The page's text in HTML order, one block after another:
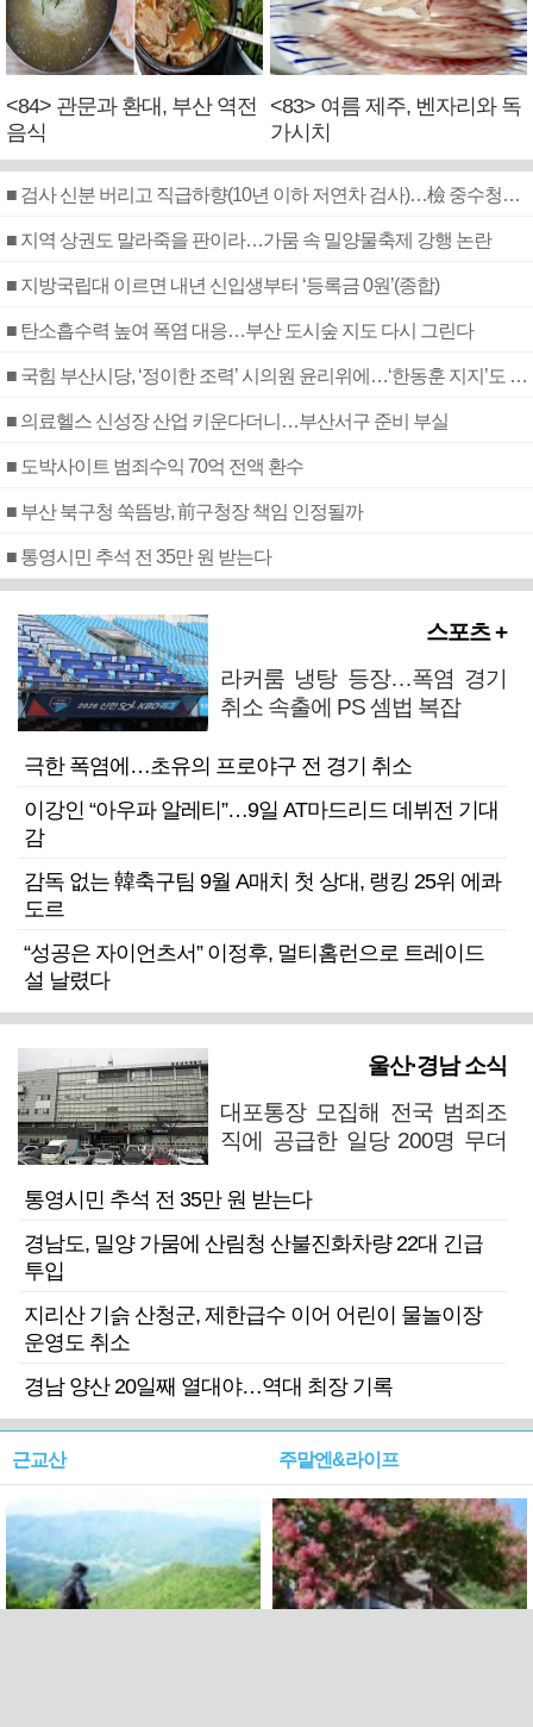
<84> 관문과 환대, 부산 역전
음식
<83> 여름 제주, 벤자리와 독
가시치
■ 검사 신분 버리고 직급하향(10년 이하 저연차 검사)…檢 중수청행 기피
■ 지역 상권도 말라죽을 판이라…가뭄 속 밀양물축제 강행 논란
■ 지방국립대 이르면 내년 신입생부터 ‘등록금 0원’(종합)
■ 탄소흡수력 높여 폭염 대응…부산 도시숲 지도 다시 그린다
■ 국힘 부산시당, ‘정이한 조력’ 시의원 윤리위에…‘한동훈 지지’도 신고접수
■ 의료헬스 신성장 산업 키운다더니…부산서구 준비 부실
■ 도박사이트 범죄수익 70억 전액 환수
■ 부산 북구청 쑥뜸방, 前구청장 책임 인정될까
■ 통영시민 추석 전 35만 원 받는다
스포츠 +
라커룸 냉탕 등장…폭염 경기
취소 속출에 PS 셈법 복잡
극한 폭염에…초유의 프로야구 전 경기 취소
이강인 “아우파 알레티”…9일 AT마드리드 데뷔전 기대
감
감독 없는 韓축구팀 9월 A매치 첫 상대, 랭킹 25위 에콰
도르
“성공은 자이언츠서” 이정후, 멀티홈런으로 트레이드
설 날렸다
울산·경남 소식
대포통장 모집해 전국 범죄조
직에 공급한 일당 200명 무더
통영시민 추석 전 35만 원 받는다
경남도, 밀양 가뭄에 산림청 산불진화차량 22대 긴급
투입
지리산 기슭 산청군, 제한급수 이어 어린이 물놀이장
운영도 취소
경남 양산 20일째 열대야…역대 최장 기록
근교산 주말엔&라이프